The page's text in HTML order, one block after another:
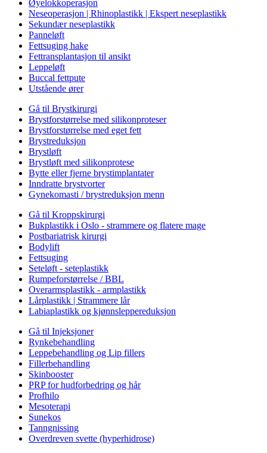
Øyelokkoperasjon
Neseoperasjon | Rhinoplastikk | Ekspert neseplastikk
Sekundær neseplastikk
Panneløft
Fettsuging hake
Fettransplantasjon til ansikt
Leppeløft
Buccal fettpute
Utstående ører
Gå til Brystkirurgi
Brystforstørrelse med silikonproteser
Brystforstørrelse med eget fett
Brystreduksjon
Brystløft
Brystløft med silikonprotese
Bytte eller fjerne brystimplantater
Inndratte brystvorter
Gynekomasti / brystreduksjon menn
Gå til Kroppskirurgi
Bukplastikk i Oslo - strammere og flatere mage
Postbariatrisk kirurgi
Bodylift
Fettsuging
Seteløft - seteplastikk
Rumpeforstørrelse / BBL
Overarmsplastikk - armplastikk
Lårplastikk | Strammere lår
Labiaplastikk og kjønnsleppereduksjon
Gå til Injeksjoner
Rynkebehandling
Leppebehandling og Lip fillers
Fillerbehandling
Skinbooster
PRP for hudforbedring og hår
Profhilo
Mesoterapi
Sunekos
Tanngnissing
Overdreven svette (hyperhidrose)